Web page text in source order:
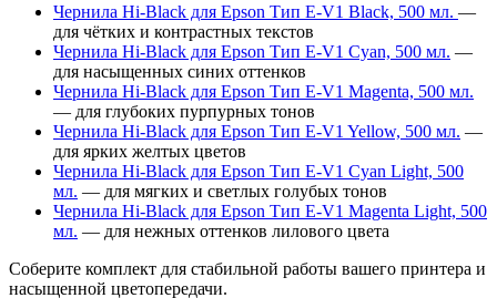
Чернила Hi-Black для Epson Тип E-V1 Black, 500 мл. —
для чётких и контрастных текстов
Чернила Hi-Black для Epson Тип E-V1 Cyan, 500 мл. —
для насыщенных синих оттенков
Чернила Hi-Black для Epson Тип E-V1 Magenta, 500 мл.
— для глубоких пурпурных тонов
Чернила Hi-Black для Epson Тип E-V1 Yellow, 500 мл. —
для ярких желтых цветов
Чернила Hi-Black для Epson Тип E-V1 Cyan Light, 500
мл. — для мягких и светлых голубых тонов
Чернила Hi-Black для Epson Тип E-V1 Magenta Light, 500
мл. — для нежных оттенков лилового цвета
Соберите комплект для стабильной работы вашего принтера и
насыщенной цветопередачи.